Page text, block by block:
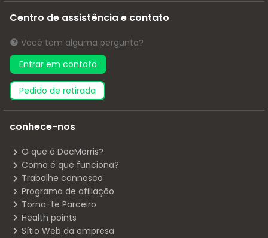
Centro de assistência e contato
Você tem alguma pergunta?
Entrar em contato
pedido de retirada
conhece-nos
O que é DocMorris?
Como é que funciona?
Trabalhe connosco
Programa de afiliação
Torna-te Parceiro
Health points
Sítio Web da empresa